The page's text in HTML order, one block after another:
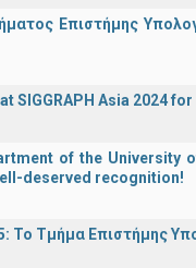
Επιστήμης
SIGGRAPH Asia 2024
of the University
deserved recognition!
Το Τμήμα Επιστήμης